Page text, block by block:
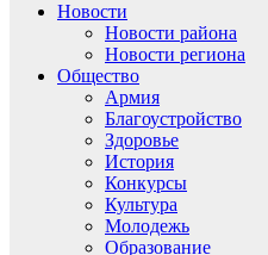
Новости
Новости района
Новости региона
Общество
Армия
Благоустройство
Здоровье
История
Конкурсы
Культура
Молодежь
Образование